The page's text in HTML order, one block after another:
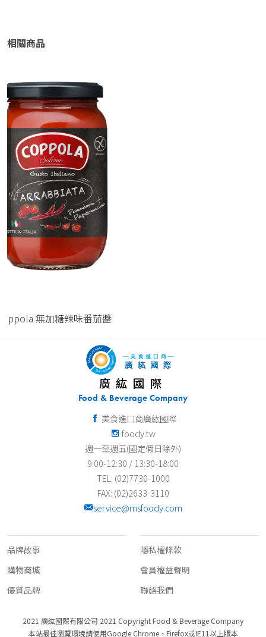
相關商品
Coppola 無加糖番茄羅勒醬
廣紘國際
Food & Beverage Company
美食進口商廣紘國際
foody.tw
週一至週五(國定假日除外)
9:00-12:30 / 13:30-18:00
TEL: (02)7730-1000
FAX: (02)2633-3110
service@msfoody.com
品牌故事
購物商城
優質品牌
隱私權條款
會員權益聲明
聯絡我們
2021 廣紘國際有限公司 2021 Copyright Food & Beverage Company
本站最佳瀏覽環境請使用Google Chrome、Firefox或IE11以上版本